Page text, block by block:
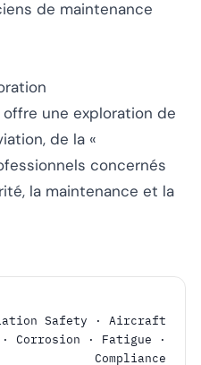
de maintenance
une exploration de
de la «
concernés
la maintenance et la
Safety · Aircraft
· Corrosion · Fatigue ·
Compliance